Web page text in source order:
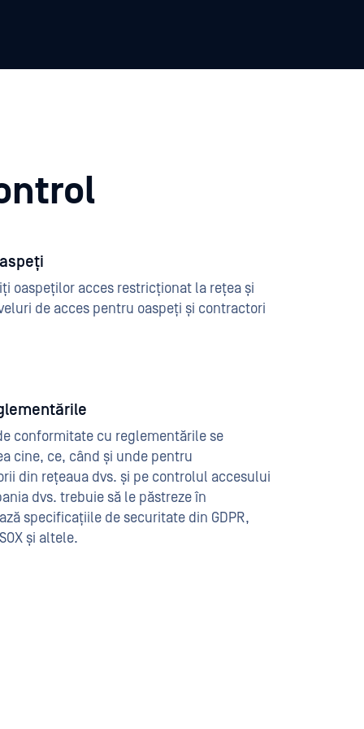
oaspeților acces restricționat la rețea și
de acces pentru oaspeți și contractori
conformitate cu reglementările se
cine, ce, când și unde pentru
din rețeaua dvs. și pe controlul accesului
dvs. trebuie să le păstreze în
specificațiile de securitate din GDPR,
și altele.